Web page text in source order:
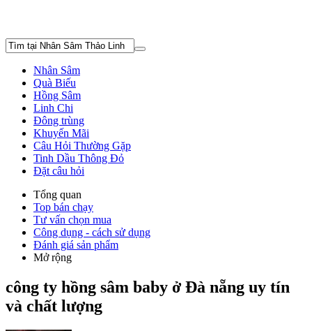
Nhân Sâm
Quà Biếu
Hồng Sâm
Linh Chi
Đông trùng
Khuyến Mãi
Câu Hỏi Thường Gặp
Tinh Dầu Thông Đỏ
Đặt câu hỏi
Tổng quan
Top bán chạy
Tư vấn chọn mua
Công dụng - cách sử dụng
Đánh giá sản phẩm
Mở rộng
công ty hồng sâm baby ở Đà nẵng uy tín
và chất lượng